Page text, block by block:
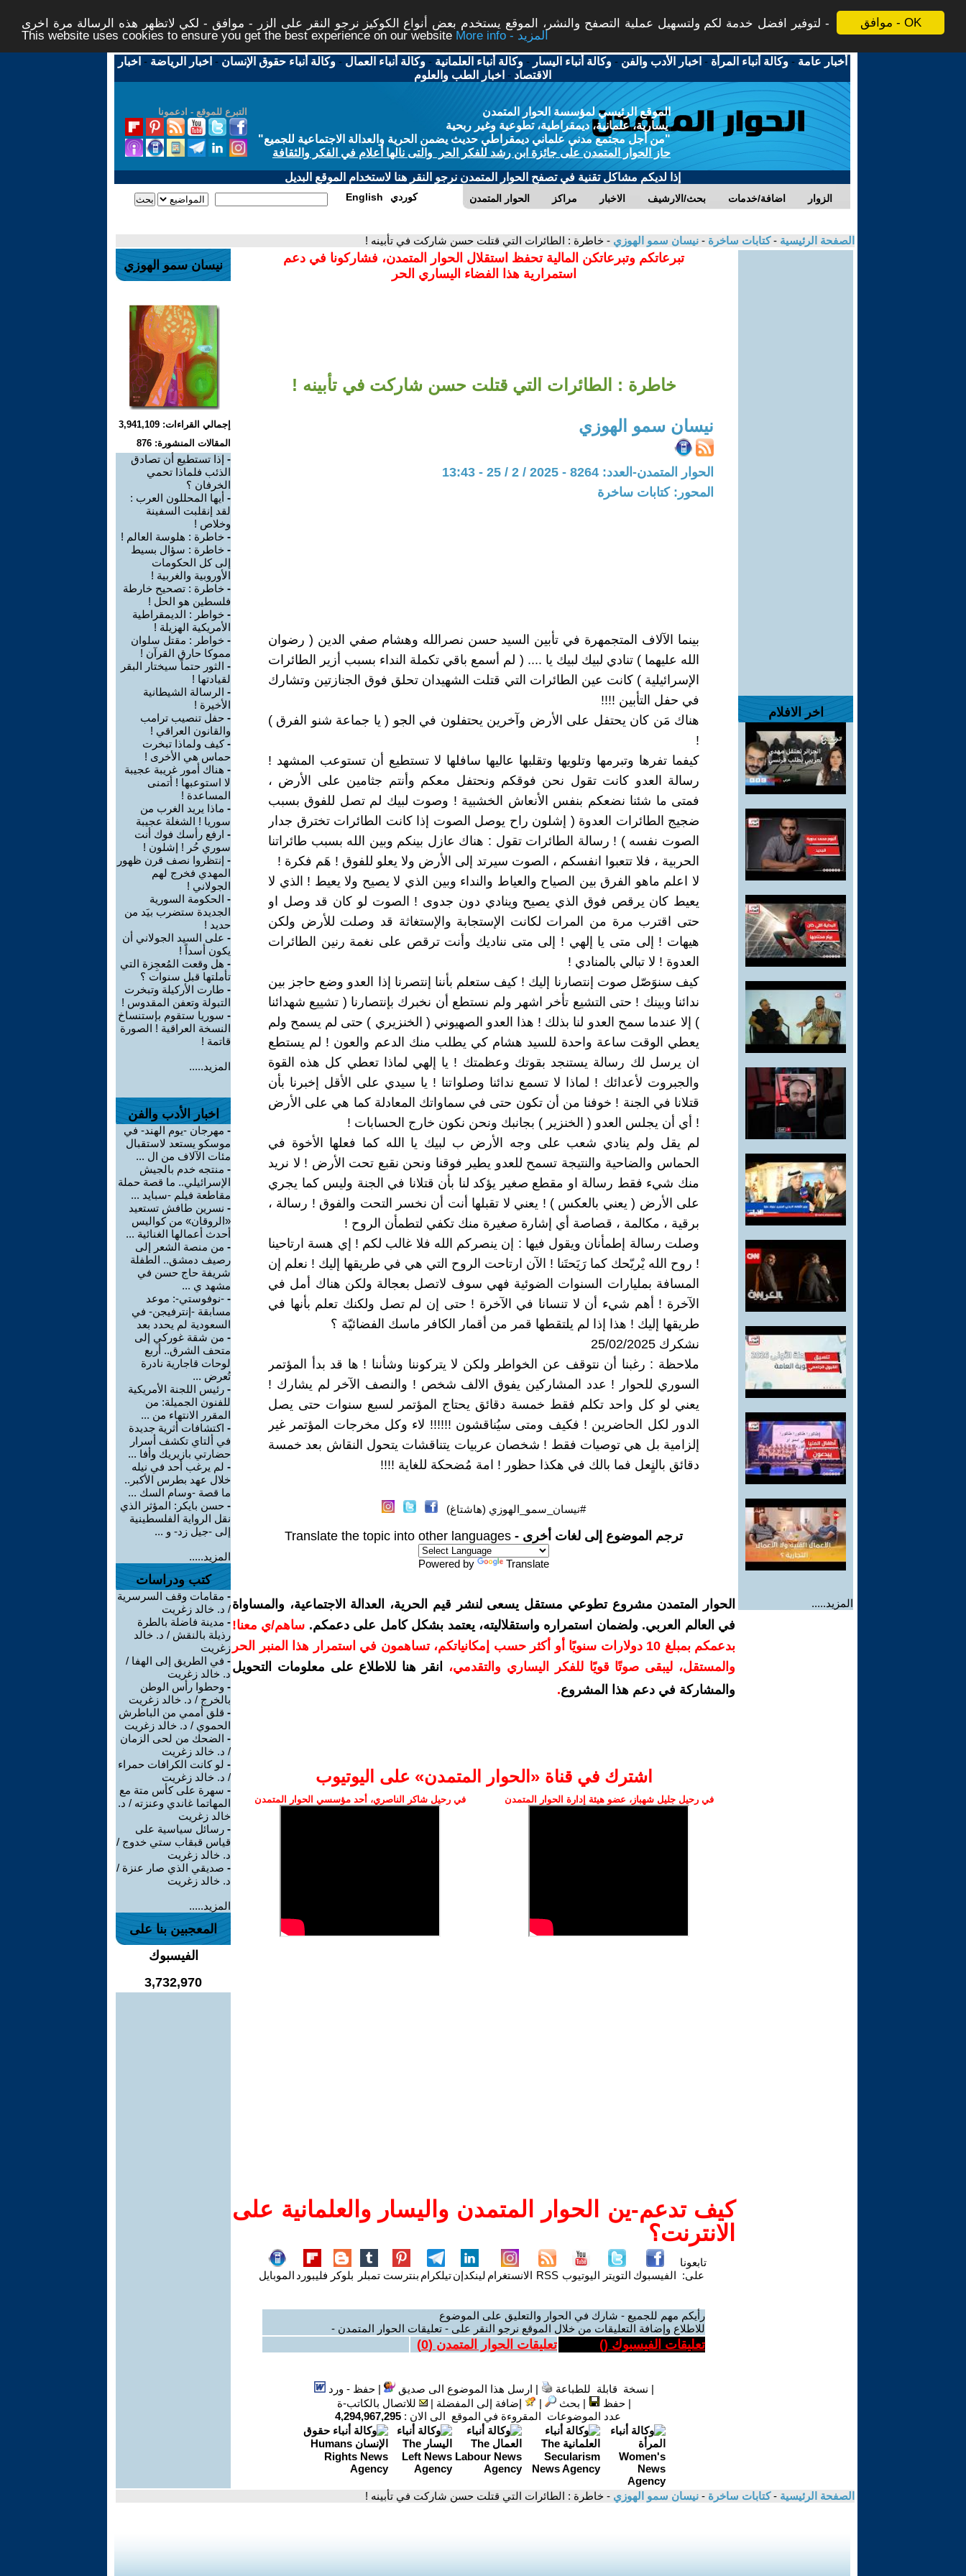
موافق - OK
لتوفير افضل خدمة لكم ولتسهيل عملية التصفح والنشر، الموقع يستخدم بعض أنواع الكوكيز نرجو النقر على الزر - موافق - لكي لاتظهر هذه الرسالة مرة اخرى -
This website uses cookies to ensure you get the best experience on our website
More info - المزيد
أخبار عامة -وكالة أنباء المرأة - اخبار الأدب والفن -وكالة أنباء اليسار -وكالة أنباء العلمانية -وكالة أنباء العمال -وكالة أنباء حقوق الإنسان - اخبار الرياضة - اخبار
الاقتصاد - اخبار الطب والعلوم
التبرع للموقع - ادعمونا
الموقع الرئيسي لمؤسسة الحوار المتمدن
يسارية، علمانية، ديمقراطية، تطوعية وغير ربحية
"من أجل مجتمع مدني علماني ديمقراطي حديث يضمن الحرية والعدالة الاجتماعية للجميع"
حاز الحوار المتمدن على جائزة ابن رشد للفكر الحر والتى نالها أعلام في الفكر والثقافة
إذا لديكم مشاكل تقنية في تصفح الحوار المتمدن نرجو النقر هنا لاستخدام الموقع البديل
الحوار المتمدن مراكز الاخبار بحث/الارشيف اضافة/خدمات الزوار English كوردي
الصفحة الرئيسية -كتابات ساخرة - نيسان سمو الهوزي - خاطرة : الطائرات التي قتلت حسن شاركت في تأبينه !
اخر الافلام
المزيد.....
تبرعاتكم وتبرعاتكن المالية تحفظ استقلال الحوار المتمدن، فشاركونا في دعم
استمرارية هذا الفضاء اليساري الحر
خاطرة : الطائرات التي قتلت حسن شاركت في تأبينه !
نيسان سمو الهوزي
الحوار المتمدن-العدد: 8264 - 2025 / 2 / 25 - 13:43
المحور: كتابات ساخرة
بينما الآلاف المتجمهرة في تأبين السيد حسن نصرالله وهشام صفي الدين ( رضوان
الله عليهما ) تنادي لبيك لبيك يا .... ( لم أسمع باقي تكملة النداء بسبب أزير الطائرات
الإسرائيلية ) كانت عين الطائرات التي قتلت الشهيدان تحلق فوق الجنازتين وتشارك
في حفل التأبين !!!!
هناك مَن كان يحتفل على الأرض وآخرين يحتفلون في الجو ( يا جماعة شنو الفرق )
!
كيفما تفرها وتبرمها وتلويها وتقلبها عاليها سافلها لا تستطيع أن تستوعب المشهد !
رسالة العدو كانت تقول نحن فوقكم ونحتفل معكم وأنتم جثامين على الأرض ،
فمتى ما شئنا نضعكم بنفس الأنعاش الخشبية ! وصوت لبيك لم تصل للفوق بسبب
ضجيج الطائرات العدوة ( إشلون راح يوصل الصوت إذا كانت الطائرات تخترق جدار
الصوت نفسه ) ! رسالة الطائرات تقول : هناك عازل بينكم وبين الله بسبب طائراتنا
الحربية ، فلا تتعبوا انفسكم ، الصوت سيرتد إلى الأرض ولا يعلو للفوق ! هَم فكرة !
لا اعلم ماهو الفرق بين الصياح والعياط والنداء وبين الذي لا يصيح ولا يعيط ! الذي لا
يعيط كان يرقص فوق الذي يصيح وينادي دون جدوى ! الصوت لو كان قد وصل او
حتى اقترب مرة من المرات لكانت الإستجابة والإستغاثة قد وصلت للأرض ولكن
هيهات ! إلى متى يا إلهي ! إلى متى نناديك وأنت ترقص على نغمة رنين الطائرات
العدوة ! لا تبالي بالمنادي !
كيف سنوَصّل صوت إنتصارنا إليك ! كيف ستعلم بأننا إنتصرنا إذا العدو وضع حاجز بين
ندائنا وبينك ! حتى التشيع تأخر اشهر ولم نستطع أن نخبرك بإنتصارنا ( تشييع شهدائنا
) إلا عندما سمح العدو لنا بذلك ! هذا العدو الصهيوني ( الخنزيري ) حتى لم يسمح ولم
يعطي الوقت ساعة واحدة للسيد هشام كي يطلب منك الدعم والعون ! لم يستطع
ان يرسل لك رسالة يستنجد بقوتك وعظمتك ! يا إلهي لماذا تعطي كل هذه القوة
والجبروت لأعدائك ! لماذا لا تسمع ندائنا وصلواتنا ! يا سيدي على الأقل إخبرنا بأن
قتلانا في الجنة ! خوفنا من أن تكون حتى في سماواتك المعادلة كما هي على الأرض
! أي أن يجلس العدو ( الخنزير ) بجانبك ونحن نكون خارج الحسابات !
لم يقل ولم ينادي شعب على وجه الأرض ب لبيك يا الله كما فعلها الأخوة في
الحماس والضاحية والنتيجة تسمح للعدو يطير فوقنا ونحن نقبع تحت الأرض ! لا نريد
منك شيء فقط رسالة او مقطع صغير يؤكد لنا بأن قتلانا في الجنة وليس كما يجري
على الأرض ( يعني بالعكس ) ! يعني لا تقبلها أنت أن نخسر التحت والفوق ! رسالة ،
برقية ، مكالمة ، قصاصة أي إشارة صغيرة منك تكفي لتطمأن الروح !
وصلت رسالة إطمأنان ويقول فيها : إن ينصركم الله فلا غالب لكم ! إي هسة ارتاحينا
! روح الله يْريّحك كما رَيَحتَنا ! الآن ارتاحت الروح التي هي في طريقها إليك ! نعلم إن
المسافة بمليارات السنوات الضوئية فهي سوف لاتصل بعجالة ولكن هناك أمل في
الآخرة ! أهم شيء أن لا تنسانا في الآخرة ! حتى إن لم تصل ولكنك تعلم بأنها في
طريقها إليك ! هذا إذا لم يلتقطها قمر من أقمار الكافر ماسك الفضائيّة ؟
نشكرك 25/02/2025
ملاحظة : رغبنا أن نتوقف عن الخواطر ولكن لا يتركوننا وشأننا ! ها قد بدأ المؤتمر
السوري للحوار ! عدد المشاركين يفوق الالف شخص ! والنصف الآخر لم يشارك !
يعني لو كل واحد تكلم فقط خمسة دقائق يحتاج المؤتمر لسبع سنوات حتى يصل
الدور لكل الحاضرين ! فكيف ومتى سيُناقشون !!!!!! لاء وكل مخرجات المؤتمر غير
إلزامية بل هي توصيات فقط ! شخصان عربيات يتناقشات يتحول النقاش بعد خمسة
دقائق بالنٍعل فما بالك في هكذا حظور ! امة مُضحكة للغاية !!!!
#نيسان_سمو_الهوزي (هاشتاغ)
ترجم الموضوع إلى لغات أخرى - Translate the topic into other languages
Powered by Translate
الحوار المتمدن مشروع تطوعي مستقل يسعى لنشر قيم الحرية، العدالة الاجتماعية، والمساواة
في العالم العربي. ولضمان استمراره واستقلاليته، يعتمد بشكل كامل على دعمكم. ساهم/ي معنا!
بدعمكم بمبلغ 10 دولارات سنويًا أو أكثر حسب إمكانياتكم، تساهمون في استمرار هذا المنبر الحر
والمستقل، ليبقى صوتًا قويًا للفكر اليساري والتقدمي،
انقر هنا للاطلاع على معلومات التحويل
والمشاركة في دعم هذا المشروع.
اشترك في قناة ‫«الحوار المتمدن» على اليوتيوب
في رحيل جليل شهباز، عضو هيئة إدارة الحوار المتمدن في رحيل شاكر الناصري، أحد مؤسسي الحوار المتمدن
كيف تدعم-ين الحوار المتمدن واليسار والعلمانية على
الانترنت؟
تابعونا
على: الفيسبوك التويتر اليوتيوب RSS الانستغرام لينكدإنتيلكرام بنترست تمبلر بلوكر فليبورد الموبايل
رأيكم مهم للجميع - شارك في الحوار والتعليق على الموضوع
للاطلاع وإضافة التعليقات من خلال الموقع نرجو النقر على - تعليقات الحوار المتمدن -
تعليقات الفيسبوك () تعليقات الحوار المتمدن (0
)
| نسخة قابلة للطباعة | ارسل هذا الموضوع الى صديق |حفظ - ورد
|حفظ | بحث | إضافة إلى المفضلة |
للاتصال بالكاتب-ة
عدد الموضوعات المقروءة في الموقع الى الان : 4,294,967,295
نيسان سمو الهوزي
إجمالي القراءات: 3,941,109
المقالات المنشورة: 876
- إذا تستطيع أن تصادق
الذئب فلماذا تحمي
الخرفان ؟
- أيها المحللون العرب :
لقد إنقلبت السفينة
وخلاص !
- خاطرة : هلوسة العالم !
- خاطرة : سؤال بسيط
إلى كل الحكومات
الأوروبية والغربية !
- خاطرة : تصحيح خارطة
فلسطين هو الحل !
- خواطر : الديمقراطية
الأمريكية الهزيلة !
- خواطر : مقتل سلوان
مموكا حارق القرآن !
- الثور حتماً سيختار البقر
لقيادتها !
- الرسالة الشيطانية
الأخيرة !
- حفل تنصيب ترامب
والقانون العراقي !
-كيف ولماذا تبخرت
حماس هي الأخرى !
- هناك أمور غريبة عجيبة
لا استوعبها ! أتمنى
المساعدة !
- ماذا يريد الغرب من
سوريا ! الشغلة عجيبة
- ارفع رأسك فوك أنت
سوري حُر ! إشلون !
- إنتظروا نصف قرن ظهور
المهدي فخرج لهم
الجولاني !
- الحكومة السورية
الجديدة ستضرب بيَد من
حديد !
- على السيد الجولاني أن
يكون أسداً !
- هل وقعت المُعجِزة التي
تأملتها قبل سنوات ؟
- طارت الأركيلة وتبخرت
التبولة وتعفن المقدوس !
- سوريا ستقوم بإستنساخ
النسخة العراقية ! الصورة
قاتمة !
المزيد.....
اخبار الأدب والفن
- مهرجان -يوم الهند- في
موسكو يستعد لاستقبال
مئات الآلاف من ال ...
- منتجه خدم بالجيش
الإسرائيلي.. ما قصة حملة
مقاطعة فيلم -سبايد ...
- نسرين طافش تستعيد
«الروقان» من كواليس
أحدث أعمالها الغنائية ...
- من منصة الشعر إلى
رصيف دمشق.. الطفلة
شريفة حاج حسن في
مشهد ي ...
- -نوفوستي-: موعد
مسابقة -إنترفيجن- في
السعودية لم يحدد بعد
- من شقة غوركي إلى
متحف الشرق.. أربع
لوحات قاجارية نادرة
تُعرض ...
- رئيس اللجنة الأمريكية
للفنون الجميلة: من
المقرر الانتهاء من ...
- اكتشافات أثرية جديدة
في ألتاي تكشف أسرار
حضارتي بازيريك وأفا ...
- لم يرغب أحد في نيله
خلال عهد بطرس الأكبر..
ما قصة -وسام السك ...
- حسن بايكر: المؤثر الذي
نقل الرواية الفلسطينية
إلى -جيل زد- و ...
المزيد.....
كتب ودراسات
- مقامات وقف السرسرية
/ د. خالد زغريت
- مدينة فاضلة بالطرة
رذيلة بالنقش / د. خالد
زغريت
- في الطريق إلى الهفا /
د. خالد زغريت
- وحطوا رأس الوطن
بالخرج / د. خالد زغريت
- قلق أممي من الباطرش
الحموي / د. خالد زغريت
- الضحك من لحى الزمان
/ د. خالد زغريت
- لو كانت الكرافات حمراء
/ د. خالد زغريت
- سهرة على كأس متة مع
المهاتما غاندي وعنزته / د.
خالد زغريت
- رسائل سياسية على
قياس قبقاب ستي خدوج /
د. خالد زغريت
- صديقي الذي صار عنزة /
د. خالد زغريت
المزيد.....
المعجبين بنا على
الفيسبوك
3,732,970
الصفحة الرئيسية -كتابات ساخرة - نيسان سمو الهوزي - خاطرة : الطائرات التي قتلت حسن شاركت في تأبينه !